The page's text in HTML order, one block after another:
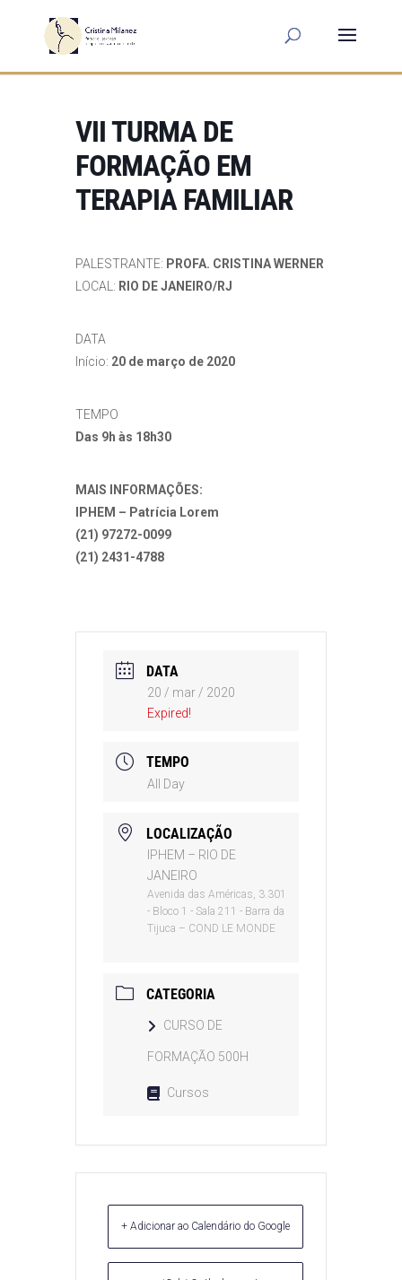
VII TURMA DE
FORMAÇÃO EM
TERAPIA FAMILIAR
PALESTRANTE: PROFA. CRISTINA WERNER
LOCAL: RIO DE JANEIRO/RJ
DATA
Início: 20 de março de 2020
TEMPO
Das 9h às 18h30
MAIS INFORMAÇÕES:
IPHEM – Patrícia Lorem
(21) 97272-0099
(21) 2431-4788
DATA
20 / mar / 2020
Expired!
TEMPO
All Day
LOCALIZAÇÃO
IPHEM – RIO DE
JANEIRO
Avenida das Américas, 3.301
- Bloco 1 - Sala 211 - Barra da
Tijuca – COND LE MONDE
CATEGORIA
CURSO DE
FORMAÇÃO 500H
Cursos
+ Adicionar ao Calendário do Google